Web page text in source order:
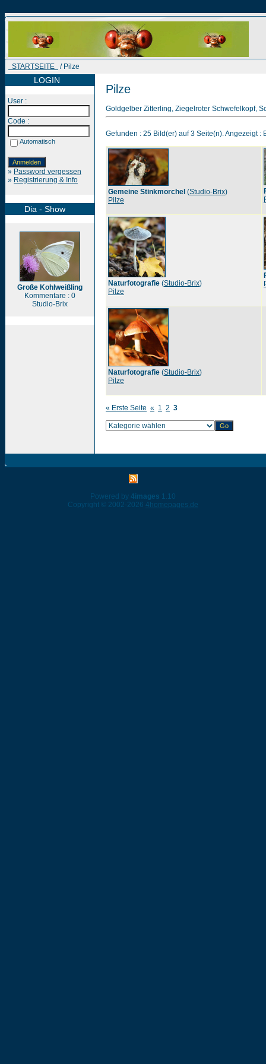
STARTSEITE / Pilze
LOGIN
User :
Code :
Automatisch
» Password vergessen
» Registrierung & Info
Dia - Show
Große Kohlweißling
Kommentare : 0
Studio-Brix
Pilze
Goldgelber Zitterling, Ziegelroter Schwefelkopf,
Gefunden : 25 Bild(er) auf 3 Seite(n). Angezeigt :
Gemeine Stinkmorchel (Studio-Brix)
Pilze
Naturfotografie (Studio-Brix)
Pilze
Naturfotografie (Studio-Brix)
Pilze
« Erste Seite « 1 2 3
Powered by 4images 1.10
Copyright © 2002-2026 4homepages.de